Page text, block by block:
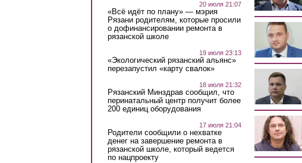
20 июля 21:07
«Всё идёт по плану» — мэрия
Рязани родителям, которые просили
о дофинансировании ремонта в
рязанской школе
19 июля 23:13
«Экологический рязанский альянс»
перезапустил «карту свалок»
18 июля 21:32
Рязанский Минздрав сообщил, что
перинатальный центр получит более
200 единиц оборудования
17 июля 21:04
Родители сообщили о нехватке
денег на завершение ремонта в
рязанской школе, который ведется
по нацпроекту